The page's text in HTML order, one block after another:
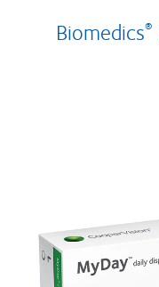
Biomedics®